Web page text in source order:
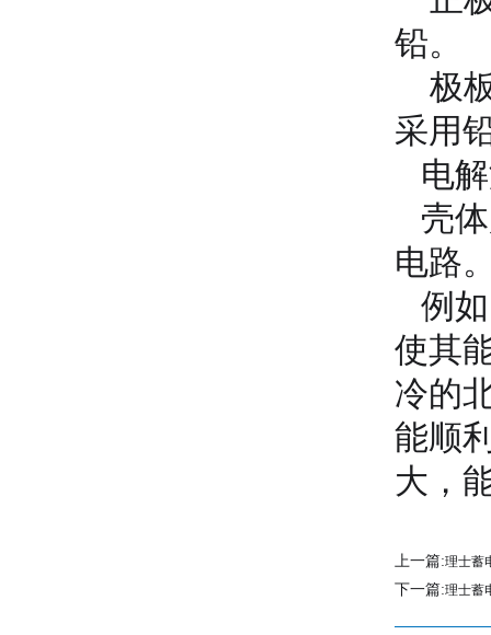
铅。
极
采用
电解
壳体
电路
例如
使其
冷的
能顺
大，
上一篇:理士蓄
下一篇:理士蓄